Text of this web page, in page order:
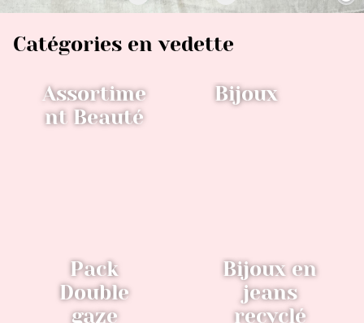
Catégories en vedette
Assortime
nt Beauté
Bijoux
Pack
Double
gaze
Bijoux en
jeans
recyclé